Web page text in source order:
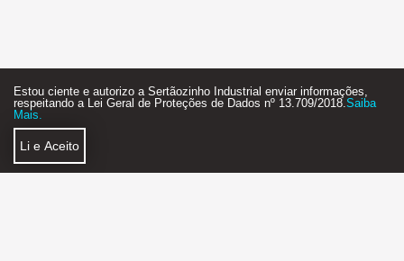
Estou ciente e autorizo a Sertãozinho Industrial enviar informações,
respeitando a Lei Geral de Proteções de Dados nº 13.709/2018. Saiba
Mais.
Li e Aceito